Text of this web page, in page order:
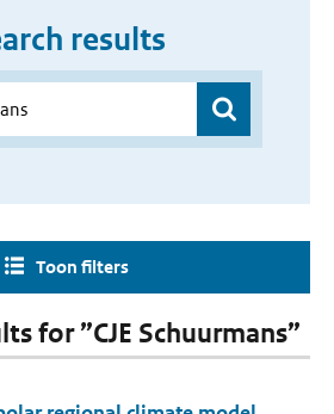
results
Toon filters
for ”CJE Schuurmans”